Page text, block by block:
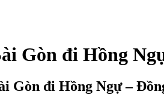
Gòn đi Hồng
Gòn đi Hồng Ngự –